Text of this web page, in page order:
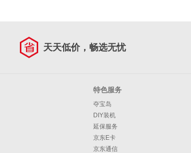
天天低价，畅选无忧
特色服务
夺宝岛
DIY装机
延保服务
京东E卡
京东通信